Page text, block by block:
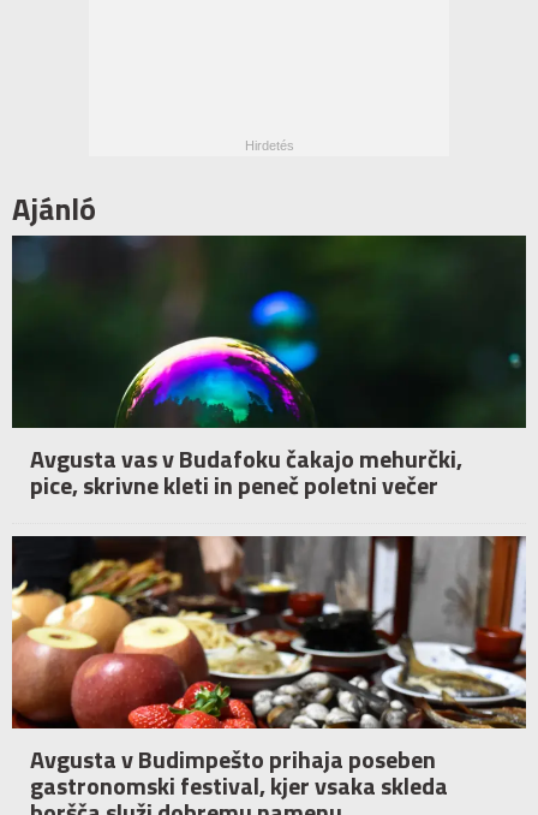
Ajánló
Avgusta vas v Budafoku čakajo mehurčki,
pice, skrivne kleti in peneč poletni večer
Avgusta v Budimpešto prihaja poseben
gastronomski festival, kjer vsaka skleda